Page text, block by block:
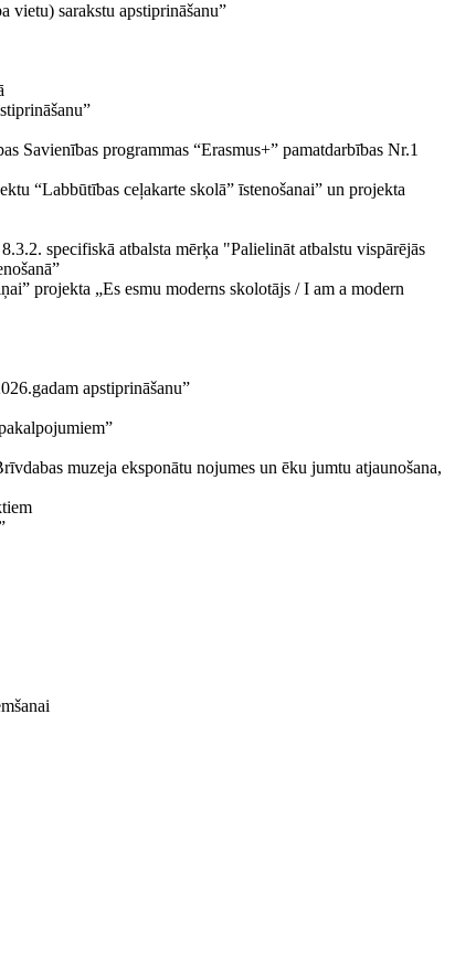
vietu) sarakstu apstiprināšanu”
Savienības programmas “Erasmus+” pamatdarbības Nr.1
“Labbūtības ceļakarte skolā” īstenošanai” un projekta
specifiskā atbalsta mērķa "Palielināt atbalstu vispārējās
projekta „Es esmu moderns skolotājs / I am a modern
apstiprināšanu”
muzeja eksponātu nojumes un ēku jumtu atjaunošana,